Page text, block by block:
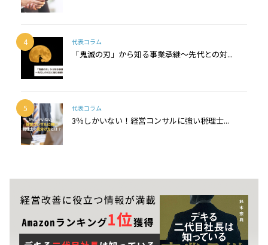
4 代表コラム
「鬼滅の刃」から知る事業承継～先代との対...
5 代表コラム
3％しかいない！経営コンサルに強い税理士...